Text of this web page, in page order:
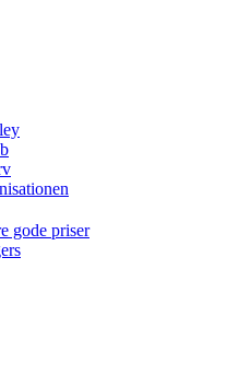
gode priser